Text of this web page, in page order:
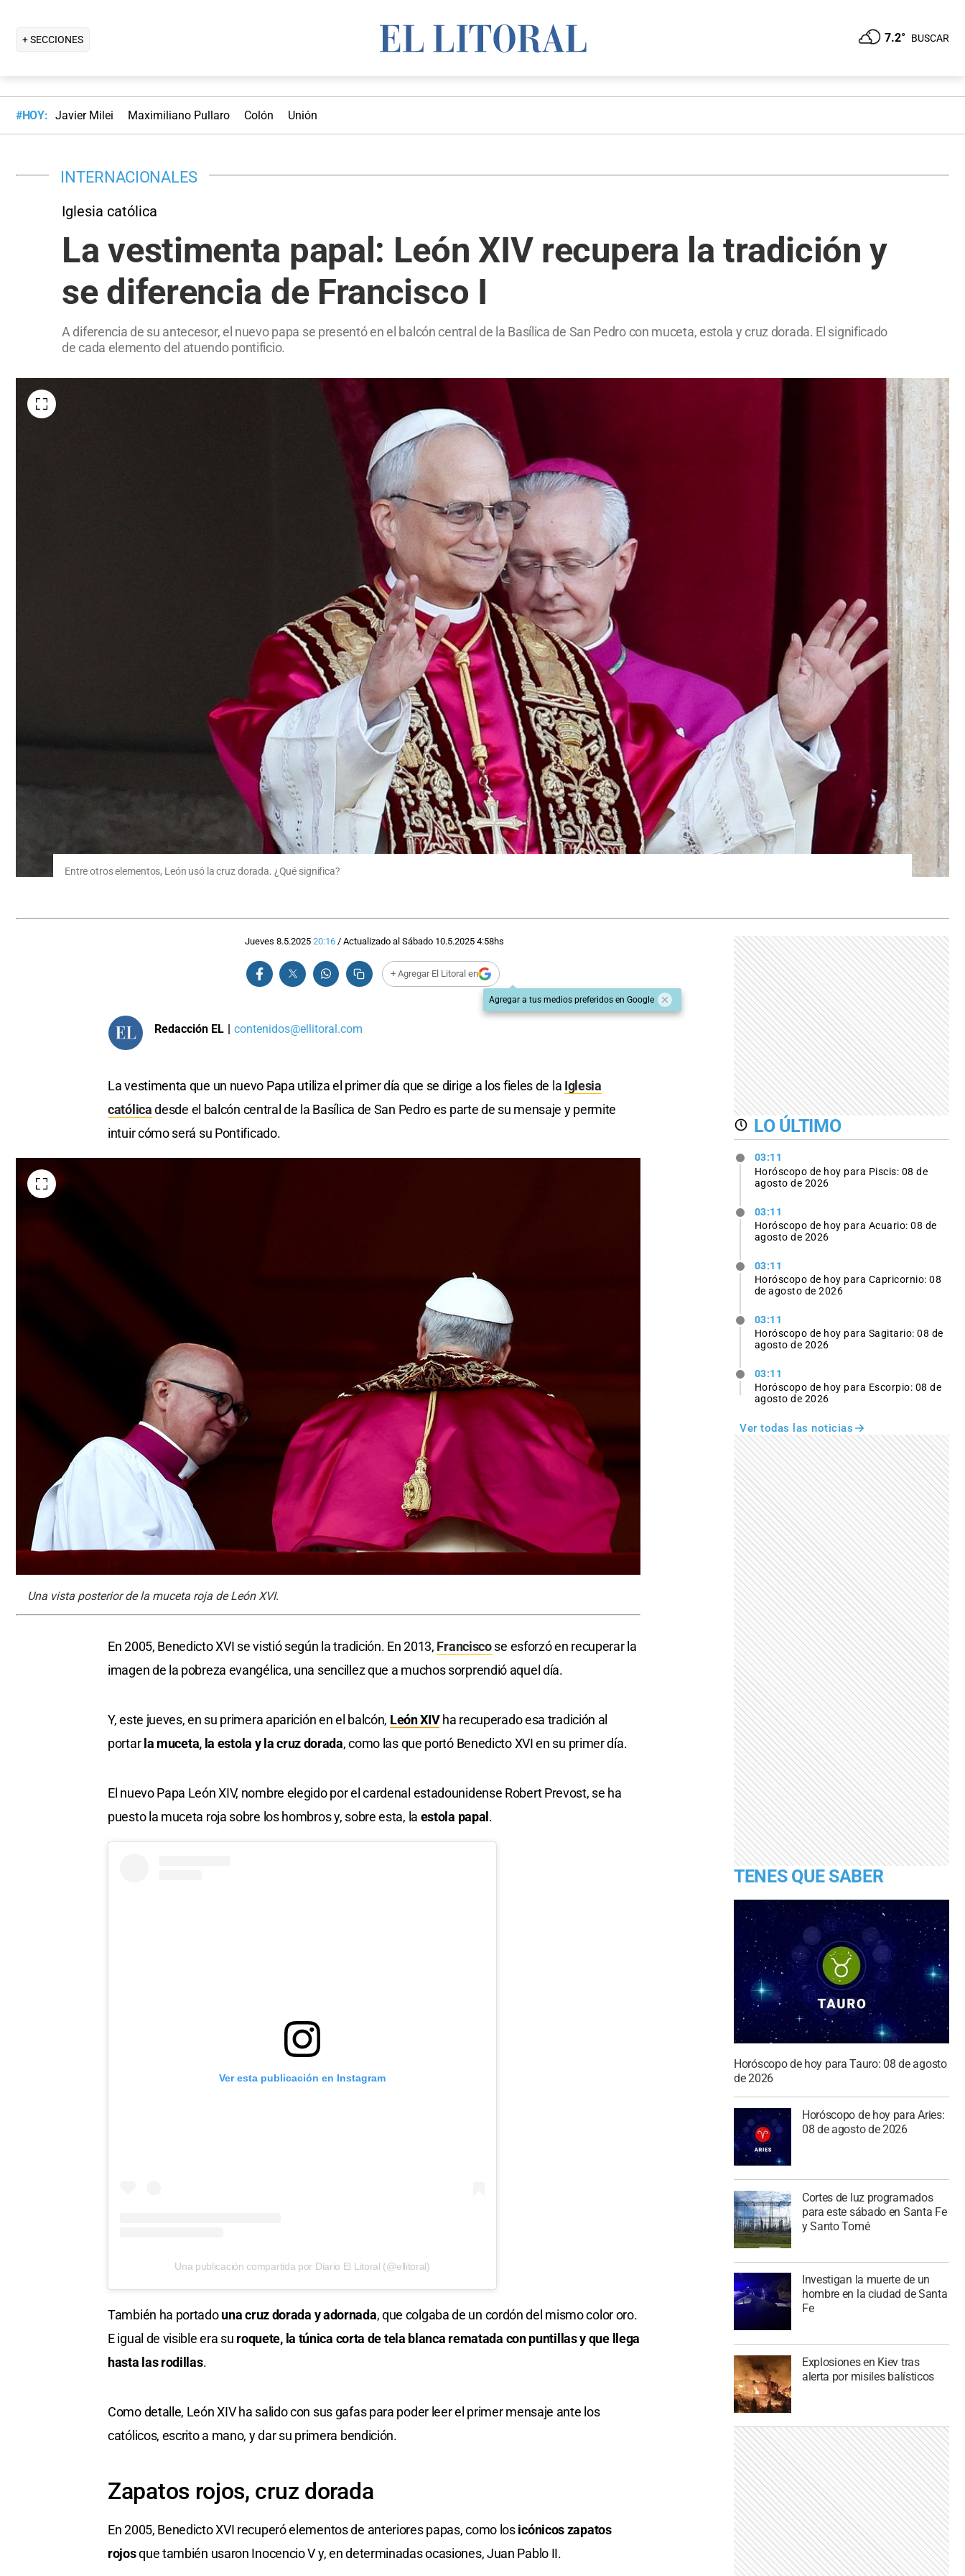
+ SECCIONES 7.2° BUSCAR
#HOY: Javier Milei Maximiliano Pullaro Colón Unión
INTERNACIONALES
Iglesia católica
La vestimenta papal: León XIV recupera la tradición y
se diferencia de Francisco I
A diferencia de su antecesor, el nuevo papa se presentó en el balcón central de la Basílica de San Pedro con muceta, estola y cruz dorada. El significado
de cada elemento del atuendo pontificio.
Entre otros elementos, León usó la cruz dorada. ¿Qué significa?
Jueves 8.5.2025 20:16/ Actualizado al Sábado 10.5.2025 4:58hs
+ Agregar El Litoral en
Agregar a tus medios preferidos en Google
Redacción EL | contenidos@ellitoral.com
La vestimenta que un nuevo Papa utiliza el primer día que se dirige a los fieles de la Iglesia
católicadesde el balcón central de la Basílica de San Pedro es parte de su mensaje y permite
intuir cómo será su Pontificado.
Una vista posterior de la muceta roja de León XVI.
En 2005, Benedicto XVI se vistió según la tradición. En 2013, Franciscose esforzó en recuperar la
imagen de la pobreza evangélica, una sencillez que a muchos sorprendió aquel día.
Y, este jueves, en su primera aparición en el balcón, León XIVha recuperado esa tradición al
portar la muceta, la estola y la cruz dorada, como las que portó Benedicto XVI en su primer día.
El nuevo Papa León XIV, nombre elegido por el cardenal estadounidense Robert Prevost, se ha
puesto la muceta roja sobre los hombros y, sobre esta, la estola papal .
Ver esta publicación en Instagram
Una publicación compartida por Diario El Litoral (@ellitoral)
También ha portadouna cruz dorada y adornada, que colgaba de un cordón del mismo color oro.
E igual de visible era su roquete, la túnica corta de tela blanca rematada con puntillas y que llega
hasta las rodillas.
Como detalle, León XIV ha salido con sus gafas para poder leer el primer mensaje ante los
católicos, escrito a mano, y dar su primera bendición.
Zapatos rojos, cruz dorada
En 2005, Benedicto XVI recuperó elementos de anteriores papas, como losicónicos zapatos
rojosque también usaron Inocencio V y, en determinadas ocasiones, Juan Pablo II.
LO ÚLTIMO
03:11
Horóscopo de hoy para Piscis: 08 de
agosto de 2026
03:11
Horóscopo de hoy para Acuario: 08 de
agosto de 2026
03:11
Horóscopo de hoy para Capricornio: 08
de agosto de 2026
03:11
Horóscopo de hoy para Sagitario: 08 de
agosto de 2026
03:11
Horóscopo de hoy para Escorpio: 08 de
agosto de 2026
Ver todas las noticias
TENES QUE SABER
Horóscopo de hoy para Tauro: 08 de agosto
de 2026
Horóscopo de hoy para Aries:
08 de agosto de 2026
Cortes de luz programados
para este sábado en Santa Fe
y Santo Tomé
Investigan la muerte de un
hombre en la ciudad de Santa
Fe
Explosiones en Kiev tras
alerta por misiles balísticos